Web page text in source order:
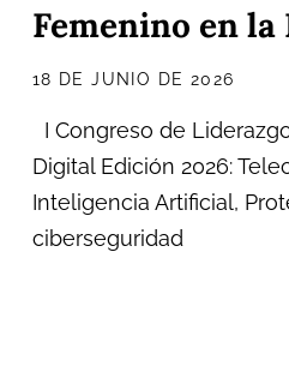
Femenino en
18 DE JUNIO DE 2026
I Congreso de
Digital Edición 2026:
Inteligencia Artificial,
ciberseguridad